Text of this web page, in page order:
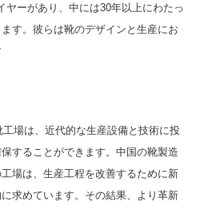
ヤーがあり、中には30年以上にわたっ
す。彼らは靴のデザインと生産にお
工場は、近代的な生産設備と技術に投
することができます。中国の靴製造
場は、生産工程を改善するために新
求めています。その結果、より革新